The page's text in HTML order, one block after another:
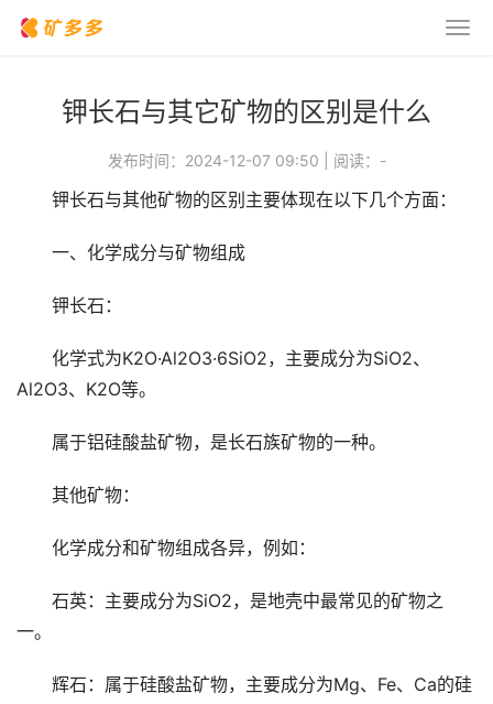
钾长石与其它矿物的区别是什么
发布时间：2024-12-07 09:50 阅读： -
钾长石与其他矿物的区别主要体现在以下几个方面：
一、化学成分与矿物组成
钾长石：
化学式为K2O·Al2O3·6SiO2，主要成分为SiO2、
Al2O3、K2O等。
属于铝硅酸盐矿物，是长石族矿物的一种。
其他矿物：
化学成分和矿物组成各异，例如：
石英：主要成分为SiO2，是地壳中最常见的矿物之
一。
辉石：属于硅酸盐矿物，主要成分为Mg、Fe、Ca的硅